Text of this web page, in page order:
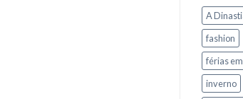
A
fashion
férias
inverno